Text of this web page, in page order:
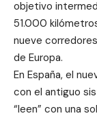
objetivo
51.000
nueve
de Europa.
En España, el
con el antiguo
“leen” con una